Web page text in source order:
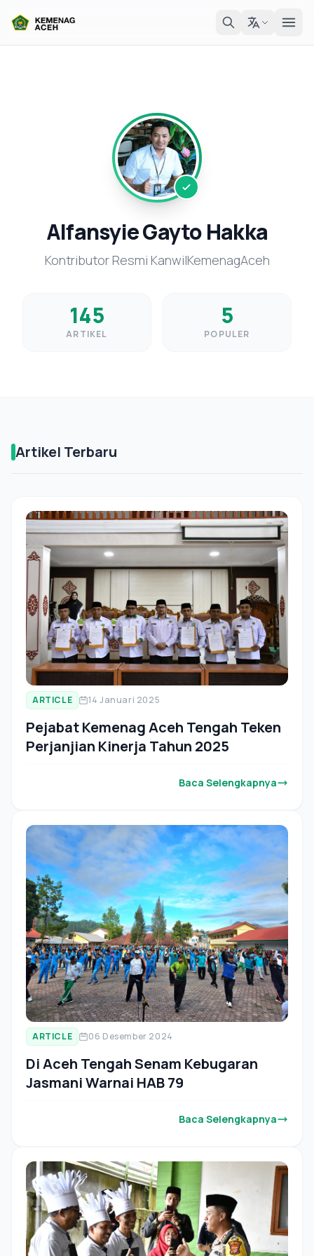
Alfansyie Gayto Hakka
Kontributor Resmi KanwilKemenagAceh
145
ARTIKEL
5
POPULER
Artikel Terbaru
ARTICLE 14 Januari 2025
Pejabat Kemenag Aceh Tengah Teken
Perjanjian Kinerja Tahun 2025
Baca Selengkapnya
ARTICLE 06 Desember 2024
Di Aceh Tengah Senam Kebugaran
Jasmani Warnai HAB 79
Baca Selengkapnya